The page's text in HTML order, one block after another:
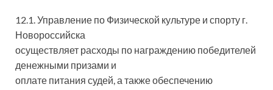
12.1. Управление по Физической культуре и спорту г.
Новороссийска
осуществляет расходы по награждению победителей
денежными призами и
оплате питания судей, а также обеспечению